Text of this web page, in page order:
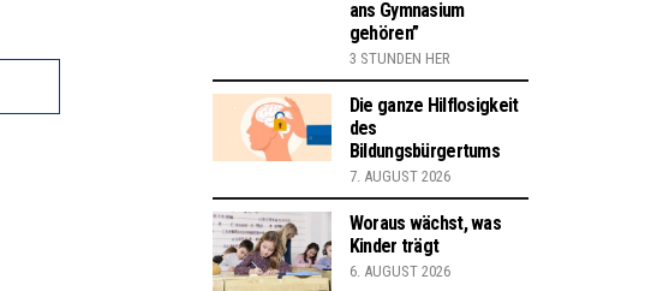
ans Gymnasium
gehören”
3 STUNDEN HER
Die ganze Hilflosigkeit
des
Bildungsbürgertums
7. AUGUST 2026
Woraus wächst, was
Kinder trägt
6. AUGUST 2026